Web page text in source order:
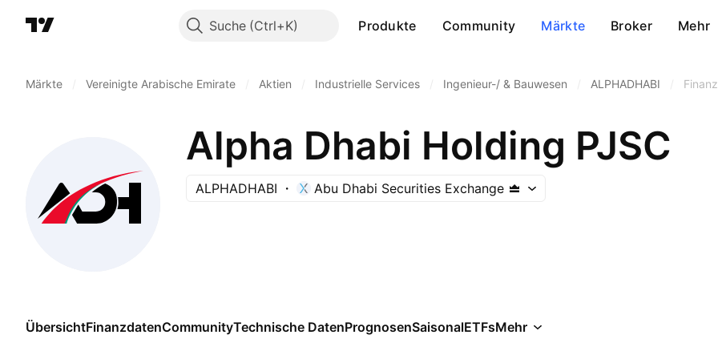
Suche Produkte Community Märkte Broker Mehr
Märkte Vereinigte Arabische Emirate Aktien Industrielle Services Ingenieur-/ & Bauwesen ALPHADHABI
Alpha Dhabi Holding PJSC
ALPHADHABI Abu Dhabi Securities Exchange
ÜbersichtFinanzdatenCommunityTechnische DatenPrognosenSaisonalETFsMehr